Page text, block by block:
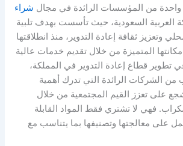
من المؤسسات الرائدة في مجال شراء
العربية السعودية، حيث تأسست بهدف تلبية
وتعزيز ثقافة إعادة التدوير، منذ انطلاقتها
المتميزة من خلال تقديم خدمات عالية
تطوير قطاع إعادة التدوير في المملكة،
من الشركات الرائدة التي تدرك أهمية
على تعزز القيم المجتمعية من خلال
فهي لا تشتري فقط المواد القابلة
على معالجتها وتصنيفها بما يتناسب مع